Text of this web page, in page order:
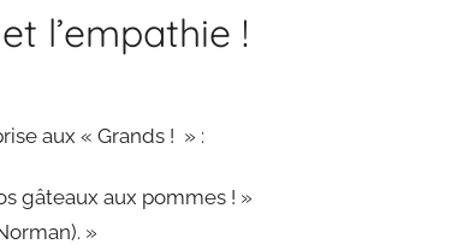
l’empathie !
aux « Grands ! » :
gâteaux aux pommes ! »
»